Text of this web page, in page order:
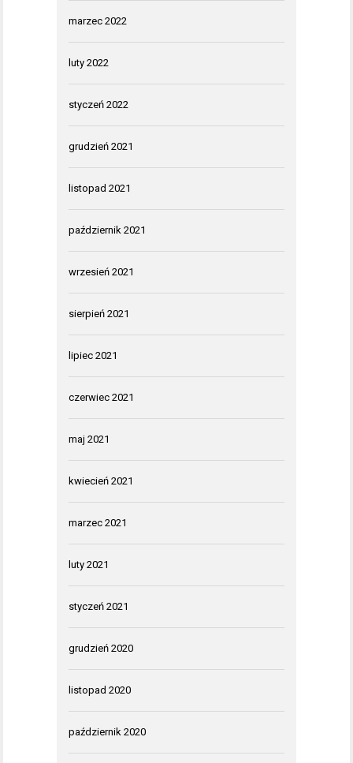
marzec 2022
luty 2022
styczeń 2022
grudzień 2021
listopad 2021
październik 2021
wrzesień 2021
sierpień 2021
lipiec 2021
czerwiec 2021
maj 2021
kwiecień 2021
marzec 2021
luty 2021
styczeń 2021
grudzień 2020
listopad 2020
październik 2020